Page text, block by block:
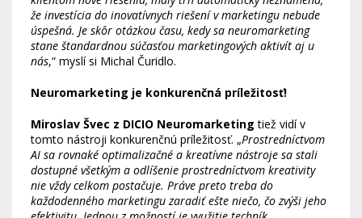
že investícia do inovatívnych riešení v marketingu nebude
úspešná. Je skôr otázkou času, kedy sa neuromarketing
stane štandardnou súčasťou marketingových aktivít aj u
nás,“ myslí si Michal Čuridlo.
Neuromarketing je konkurenčná príležitosť!
Miroslav Švec z DICIO Neuromarketing tiež vidí v
tomto nástroji konkurenčnú príležitosť. „Prostredníctvom
AI sa rovnaké optimalizačné a kreatívne nástroje sa stali
dostupné všetkým a odlíšenie prostredníctvom kreativity
nie vždy celkom postačuje. Práve preto treba do
každodenného marketingu zaradiť ešte niečo, čo zvýši jeho